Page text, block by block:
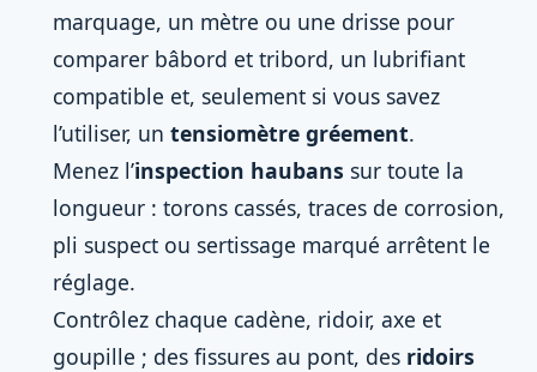
marquage, un mètre ou une drisse pour
comparer bâbord et tribord, un lubrifiant
compatible et, seulement si vous savez
l’utiliser, un tensiomètre gréement.
Menez l’inspection haubans sur toute la
longueur : torons cassés, traces de corrosion,
pli suspect ou sertissage marqué arrêtent le
réglage.
Contrôlez chaque cadène, ridoir, axe et
goupille ; des fissures au pont, des ridoirs